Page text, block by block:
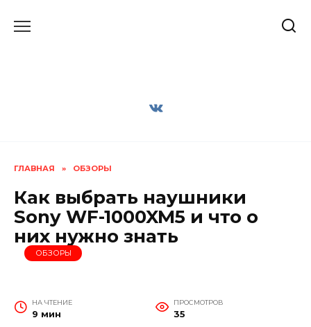
ГЛАВНАЯ » ОБЗОРЫ
Как выбрать наушники
Sony WF-1000XM5 и что о
них нужно знать
ОБЗОРЫ
НА ЧТЕНИЕ
9 мин
ПРОСМОТРОВ
35